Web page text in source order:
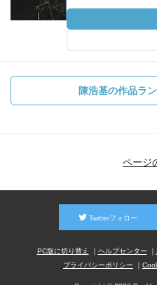
陳浩基の作品ラ
ページ
Twitterフォロー
PC版に切り替え ヘルプセンター
プライバシーポリシー